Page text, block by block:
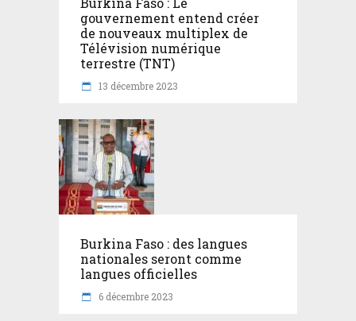
gouvernement entend créer
de nouveaux multiplex de
Télévision numérique
terrestre (TNT)
13 décembre 2023
Burkina Faso : des langues
nationales seront comme
langues officielles
6 décembre 2023